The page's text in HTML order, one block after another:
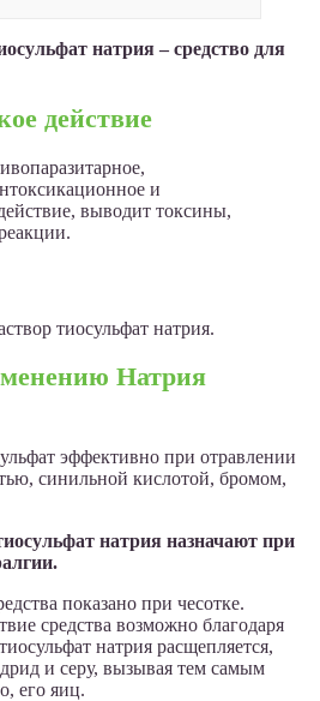
натрия – средство для
действие
и
выводит токсины,
тиосульфат натрия.
Натрия
эффективно при отравлении
синильной кислотой, бромом,
натрия назначают при
показано при чесотке.
средства возможно благодаря
натрия расщепляется,
и серу, вызывая тем самым
его яиц.